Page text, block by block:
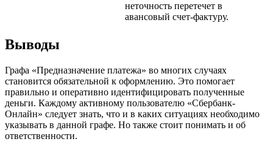
неточность перетечет в
авансовый счет-фактуру.
Выводы
Графа «Предназначение платежа» во многих случаях
становится обязательной к оформлению. Это помогает
правильно и оперативно идентифицировать полученные
деньги. Каждому активному пользователю «Сбербанк-
Онлайн» следует знать, что и в каких ситуациях необходимо
указывать в данной графе. Но также стоит понимать и об
ответственности.